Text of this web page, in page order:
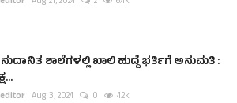
ಶಾಲೆಗಳಲ್ಲಿ ಖಾಲಿ ಹುದ್ದೆ ಭರ್ತಿಗೆ ಅನುಮತಿ :
Aug 3, 2024 0 4.2k